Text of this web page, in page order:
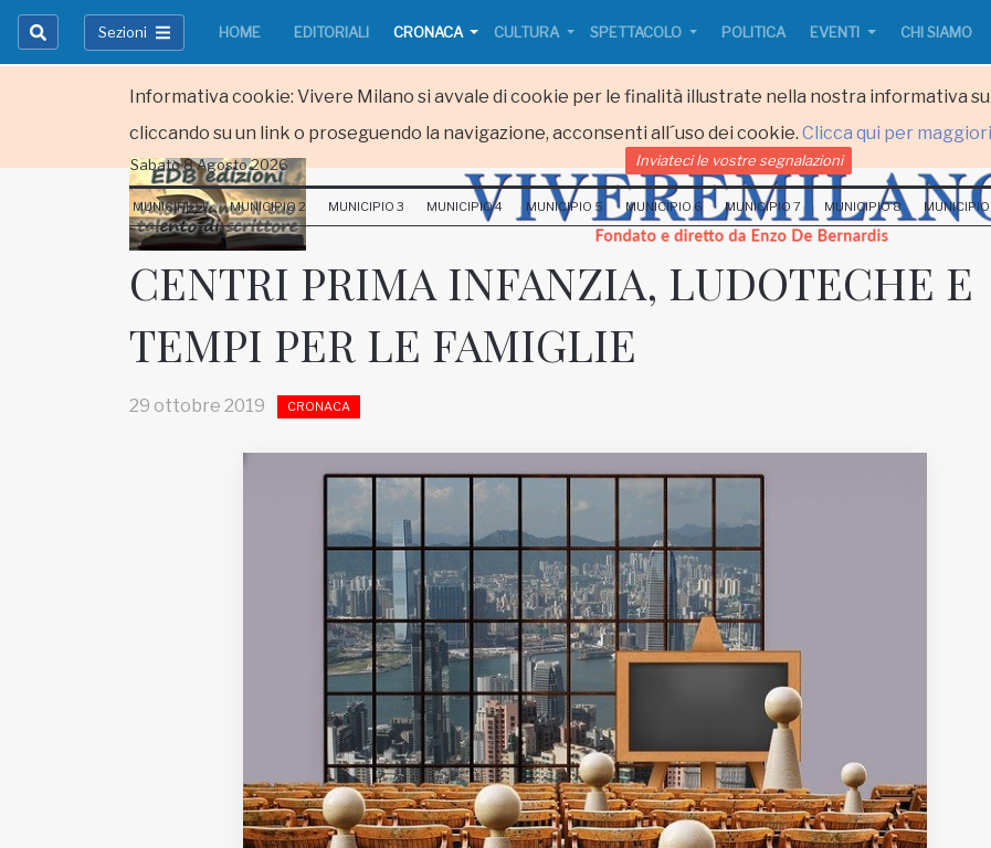
Informativa cookie: Vivere Milano si avvale di cookie per le finalità illustrate nella nostra informativa
cliccando su un link o proseguendo la navigazione, acconsenti all´uso dei cookie. Clicca qui per
Sezioni HOME EDITORIALI CRONACA CULTURA SPETTACOLO POLITICA EVENTI CHI SIAMO
Inviateci le vostre segnalazioni
Iscriviti alla newsletter
Sabato 8 Agosto 2026 Inviateci le vostre segnalazioni
MUNICIPIO 1 MUNICIPIO 2 MUNICIPIO 3 MUNICIPIO 4 MUNICIPIO 5 MUNICIPIO 6 MUNICIPIO 7 MUNICIPIO 8
CENTRI PRIMA INFANZIA, LUDOTECHE E
TEMPI PER LE FAMIGLIE
29 ottobre 2019 CRONACA